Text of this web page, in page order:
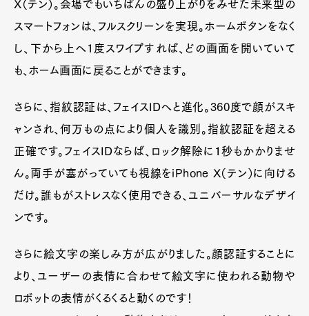
X（テン）。会場でもいちばんの盛り上がりをみせた未来型の
スマートフォンは、フルスクリーンを実現。ホームボタンをなく
し、下から上へ1度スワイプすれば、どの画面を開いていて
も、ホーム画面に戻ることができます。
さらに、指紋認証は、フェイスIDへと進化。360度で顔がスキ
ャンされ、何万もの点により個人を識別。指紋認証を超える
正確です。フェイスIDならば、ロック解除に１秒もかかりませ
ん。両手が塞がっていても視線をiPhone X（テン）に向ける
だけ。誰もがストレスなく使用できる、ユニバーサルなデザイ
ンです。
さらに絵文字の楽しみ方が広がりました。顔認証することに
より、ユーザーの表情に合わせて絵文字に使われる動物や
ロボットの表情がくるくると動くのです！